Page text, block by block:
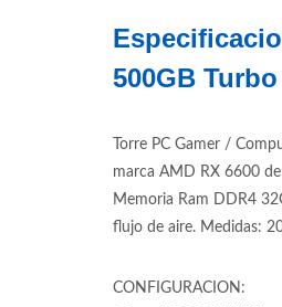
500GB
Torre PC Gamer /
marca AMD RX 6600
Memoria Ram DDR4
flujo de aire. Medidas:
CONFIGURACION: